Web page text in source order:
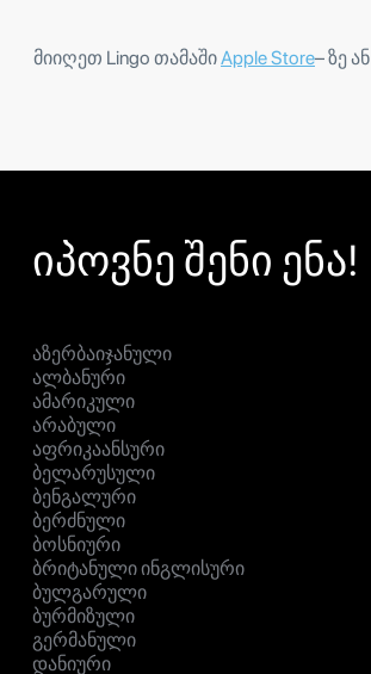
მიიღეთ Lingo თამაშიApple Store– ზე ან
იპოვნე შენი ენა!
აზერბაიჯანული
ალბანური
ამარიკული
არაბული
აფრიკაანსური
ბელარუსული
ბენგალური
ბერძნული
ბოსნიური
ბრიტანული ინგლისური
ბულგარული
ბურმიზული
გერმანული
დანიური